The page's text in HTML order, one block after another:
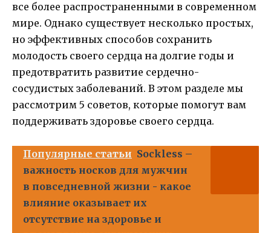
все более распространенными в современном
мире. Однако существует несколько простых,
но эффективных способов сохранить
молодость своего сердца на долгие годы и
предотвратить развитие сердечно-
сосудистых заболеваний. В этом разделе мы
рассмотрим 5 советов, которые помогут вам
поддерживать здоровье своего сердца.
Популярные статьи Sockless –
важность носков для мужчин
в повседневной жизни - какое
влияние оказывает их
отсутствие на здоровье и